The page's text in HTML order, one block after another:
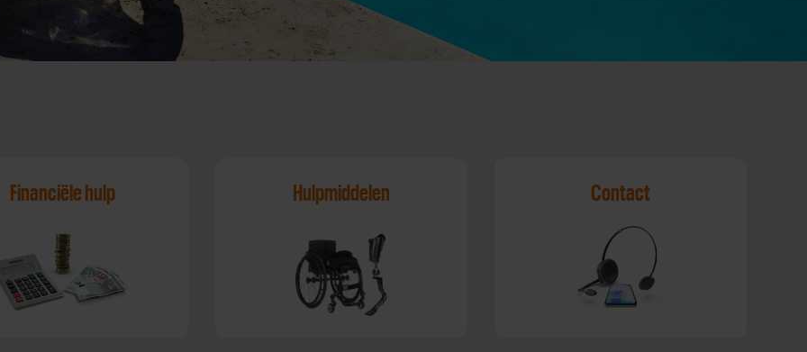
Financiële hulp Hulpmiddelen Contact